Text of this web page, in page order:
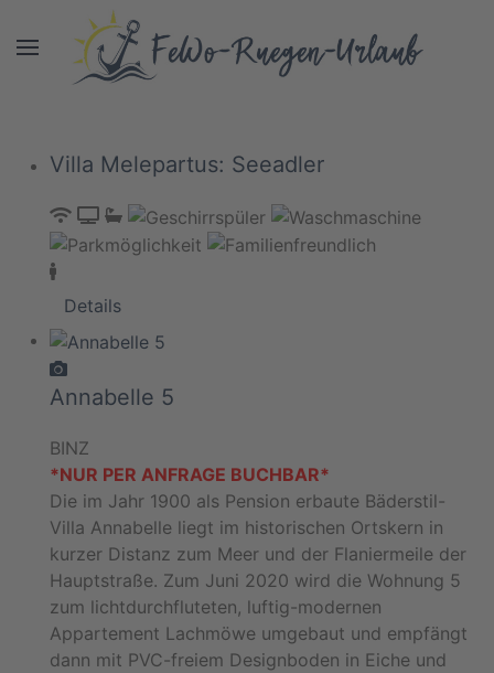
Villa Melepartus: Seeadler
Details
Annabelle 5
BINZ
*NUR PER ANFRAGE BUCHBAR*
Die im Jahr 1900 als Pension erbaute Bäderstil-
Villa Annabelle liegt im historischen Ortskern in
kurzer Distanz zum Meer und der Flaniermeile der
Hauptstraße. Zum Juni 2020 wird die Wohnung 5
zum lichtdurchfluteten, luftig-modernen
Appartement Lachmöwe umgebaut und empfängt
dann mit PVC-freiem Designboden in Eiche und